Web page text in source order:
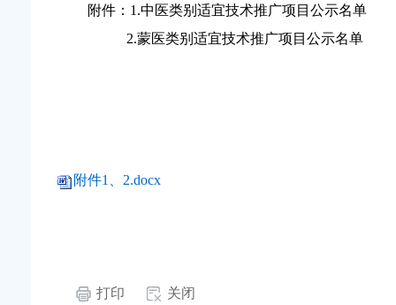
附件：1.中医类别适宜技术推广项目公示名单
2.蒙医类别适宜技术推广项目公示名单
附件1、2.docx
打印 关闭